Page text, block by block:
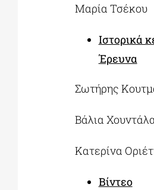
Μαρία Τσέκου
Ιστορικά
Έρευνα
Σωτήρης
Βάλια
Κατερίνα
Βίντεο